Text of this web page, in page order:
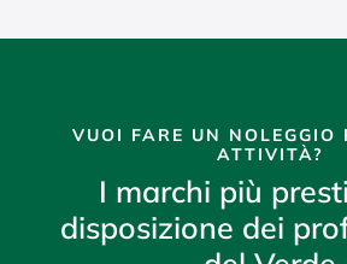
VUOI FARE UN NOLEGGIO
ATTIVITÀ?
I marchi più
disposizione dei